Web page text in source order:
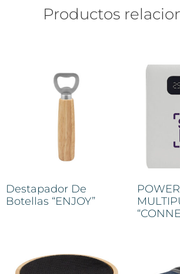
Productos
Destapador De
Botellas “ENJOY”